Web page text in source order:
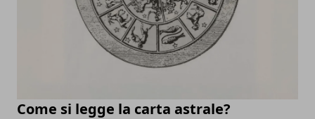
Come si legge la carta astrale?